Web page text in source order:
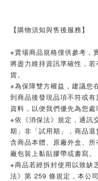
【購物須知與售後服務】
※賣場商品規格僅供參考，
將盡力維持資訊準確性，
貨。
※為保障雙方權益，建議您
到商品後發現品項不符或
資料，以便我們優先為您處
※依《消保法》規定，通訊
期」非「試用期」，商品
含商品本體、原廠外盒、
廠包裝上黏貼膠帶或書寫。
※商品若經拆封使用以致缺
法》第 259 條規定，本公